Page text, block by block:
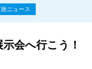
ニュース
会へ行こう！